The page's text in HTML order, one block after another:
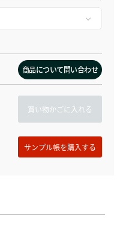
商品について問い合わせ
買い物かごに入れる